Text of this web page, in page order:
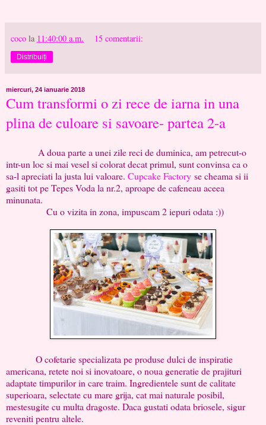
coco la 11:40:00 a.m. 15 comentarii:
Distribuiți
miercuri, 24 ianuarie 2018
Cum transformi o zi rece de iarna in una
plina de culoare si savoare- partea 2-a
A doua parte a unei zile reci de duminica, am petrecut-o
intr-un loc si mai vesel si colorat decat primul, sunt convinsa ca o
sa-l apreciati la justa lui valoare. Cupcake Factory se cheama si ii
gasiti tot pe Tepes Voda la nr.2, aproape de cafeneau aceea
minunata.
Cu o vizita in zona, impuscam 2 iepuri odata :))
O cofetarie specializata pe produse dulci de inspiratie
americana, retete noi si inovatoare, o noua generatie de prajituri
adaptate timpurilor in care traim. Ingredientele sunt de calitate
superioara, selectate cu mare grija, cat mai naturale posibil,
mestesugite cu multa dragoste. Daca gustati odata briosele, sigur
reveniti pentru altele.